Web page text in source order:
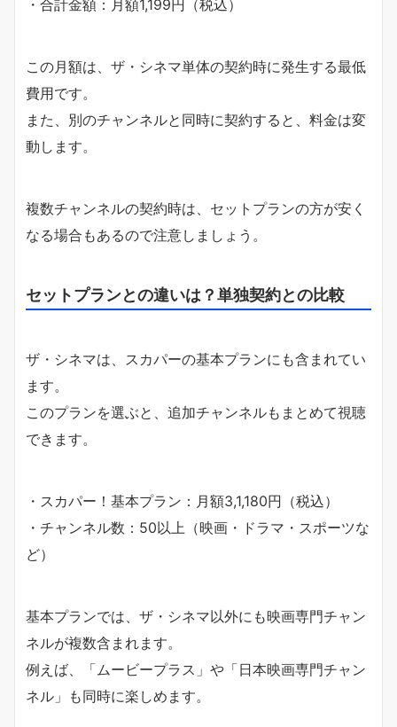
・合計金額：月額1,199円（税込）
この月額は、ザ・シネマ単体の契約時に発生する最低
費用です。
また、別のチャンネルと同時に契約すると、料金は変
動します。
複数チャンネルの契約時は、セットプランの方が安く
なる場合もあるので注意しましょう。
セットプランとの違いは？単独契約との比較
ザ・シネマは、スカパーの基本プランにも含まれてい
ます。
このプランを選ぶと、追加チャンネルもまとめて視聴
できます。
・スカパー！基本プラン：月額3,1,180円（税込）
・チャンネル数：50以上（映画・ドラマ・スポーツな
ど）
基本プランでは、ザ・シネマ以外にも映画専門チャン
ネルが複数含まれます。
例えば、「ムービープラス」や「日本映画専門チャン
ネル」も同時に楽しめます。